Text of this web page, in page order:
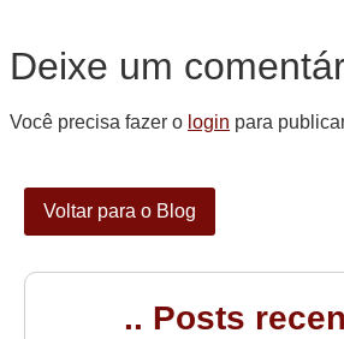
Deixe um
Você precisa fazer o login para
Voltar para o Blog
.. Posts